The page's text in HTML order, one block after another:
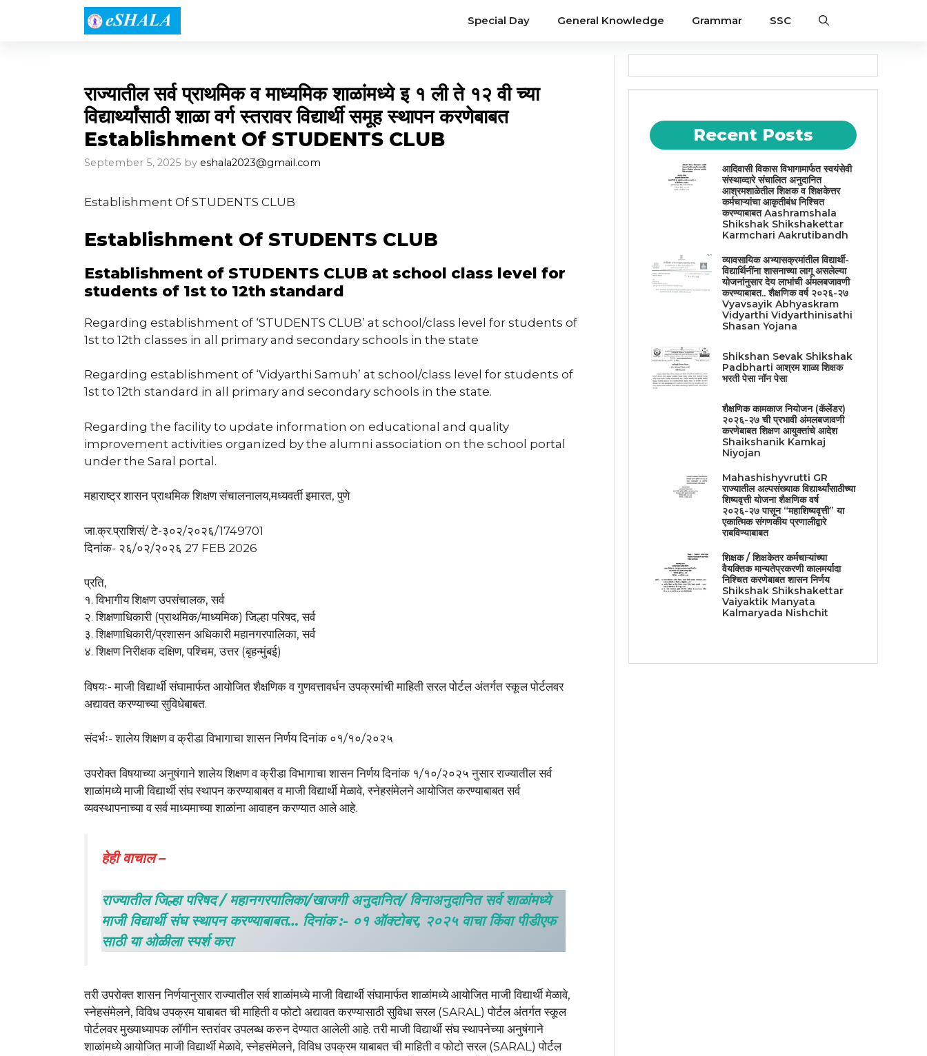
Special Day General Knowledge Grammar SSC
राज्यातील सर्व प्राथमिक व माध्यमिक शाळांमध्ये इ १ ली ते १२ वी च्या
विद्यार्थ्यांसाठी शाळा वर्ग स्तरावर विद्यार्थी समूह स्थापन करणेबाबत
Establishment Of STUDENTS CLUB
September 5, 2025 by eshala2023@gmail.com
Establishment Of STUDENTS CLUB
Establishment Of STUDENTS CLUB
Establishment of STUDENTS CLUB at school class level for
students of 1st to 12th standard
Regarding establishment of ‘STUDENTS CLUB’ at school/class level for students of
1st to 12th classes in all primary and secondary schools in the state
Regarding establishment of ‘Vidyarthi Samuh’ at school/class level for students of
1st to 12th standard in all primary and secondary schools in the state.
Regarding the facility to update information on educational and quality
improvement activities organized by the alumni association on the school portal
under the Saral portal.
महाराष्ट्र शासन प्राथमिक शिक्षण संचालनालय,मध्यवर्ती इमारत, पुणे
जा.क्र.प्राशिसं/ टे-३०२/२०२६/1749701
दिनांक- २६/०२/२०२६ 27 FEB 2026
प्रति,
१. विभागीय शिक्षण उपसंचालक, सर्व
२. शिक्षणाधिकारी (प्राथमिक/माध्यमिक) जिल्हा परिषद, सर्व
३. शिक्षणाधिकारी/प्रशासन अधिकारी महानगरपालिका, सर्व
४. शिक्षण निरीक्षक दक्षिण, पश्चिम, उत्तर (बृहन्मुंबई)
विषयः- माजी विद्यार्थी संघामार्फत आयोजित शैक्षणिक व गुणवत्तावर्धन उपक्रमांची माहिती सरल पोर्टल अंतर्गत स्कूल पोर्टलवर
अद्यावत करण्याच्या सुविधेबाबत.
संदर्भः- शालेय शिक्षण व क्रीडा विभागाचा शासन निर्णय दिनांक ०१/१०/२०२५
उपरोक्त विषयाच्या अनुषंगाने शालेय शिक्षण व क्रीडा विभागाचा शासन निर्णय दिनांक १/१०/२०२५ नुसार राज्यातील सर्व
शाळांमध्ये माजी विद्यार्थी संघ स्थापन करण्याबाबत व माजी विद्यार्थी मेळावे, स्नेहसंमेलने आयोजित करण्याबाबत सर्व
व्यवस्थापनाच्या व सर्व माध्यमाच्या शाळांना आवाहन करण्यात आले आहे.
हेही वाचाल –
राज्यातील जिल्हा परिषद / महानगरपालिका/खाजगी अनुदानित/ विनाअनुदानित सर्व शाळांमध्ये
माजी विद्यार्थी संघ स्थापन करण्याबाबत… दिनांक :- ०१ ऑक्टोबर, २०२५ वाचा किंवा पीडीएफ
साठी या ओळीला स्पर्श करा
तरी उपरोक्त शासन निर्णयानुसार राज्यातील सर्व शाळांमध्ये माजी विद्यार्थी संघामार्फत शाळांमध्ये आयोजित माजी विद्यार्थी मेळावे,
स्नेहसंमेलने, विविध उपक्रम याबाबत ची माहिती व फोटो अद्यावत करण्यासाठी सुविधा सरल (SARAL) पोर्टल अंतर्गत स्कूल
पोर्टलवर मुख्याध्यापक लॉगीन स्तरांवर उपलब्ध करुन देण्यात आलेली आहे. तरी माजी विद्यार्थी संघ स्थापनेच्या अनुषंगाने
शाळांमध्ये आयोजित माजी विद्यार्थी मेळावे, स्नेहसंमेलने, विविध उपक्रम याबाबत ची माहिती व फोटो सरल (SARAL) पोर्टल
Recent Posts
आदिवासी विकास विभागामार्फत स्वयंसेवी
संस्थाव्दारे संचालित अनुदानित
आश्रमशाळेतील शिक्षक व शिक्षकेत्तर
कर्मचाऱ्यांचा आकृतीबंध निश्चित
करण्याबाबत Aashramshala
Shikshak Shikshakettar
Karmchari Aakrutibandh
व्यावसायिक अभ्यासक्रमांतील विद्यार्थी-
विद्यार्थिनींना शासनाच्या लागू असलेल्या
योजनांनुसार देय लाभांची अंमलबजावणी
करण्याबाबत.. शैक्षणिक वर्ष २०२६-२७
Vyavsayik Abhyaskram
Vidyarthi Vidyarthinisathi
Shasan Yojana
Shikshan Sevak Shikshak
Padbharti आश्रम शाळा शिक्षक
भरती पेसा नॉन पेसा
शैक्षणिक कामकाज नियोजन (कॅलेंडर)
२०२६-२७ ची प्रभावी अंमलबजावणी
करणेबाबत शिक्षण आयुक्तांचे आदेश
Shaikshanik Kamkaj
Niyojan
Mahashishyvrutti GR
राज्यातील अल्पसंख्याक विद्यार्थ्यांसाठीच्या
शिष्यवृत्ती योजना शैक्षणिक वर्ष
२०२६-२७ पासून “महाशिष्यवृत्ती” या
एकात्मिक संगणकीय प्रणालीद्वारे
राबविण्याबाबत
शिक्षक / शिक्षकेतर कर्मचाऱ्यांच्या
वैयक्तिक मान्यतेप्रकरणी कालमर्यादा
निश्चित करणेबाबत शासन निर्णय
Shikshak Shikshakettar
Vaiyaktik Manyata
Kalmaryada Nishchit